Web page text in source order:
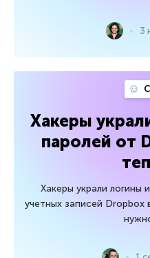
3
Хакеры
паролей от
Хакеры украли логины
учетных записей Dropbox